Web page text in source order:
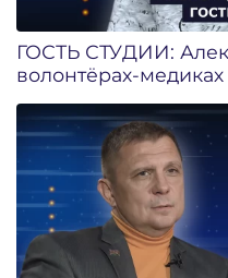
ГОСТЬ СТУДИИ:
волонтёрах-медиках